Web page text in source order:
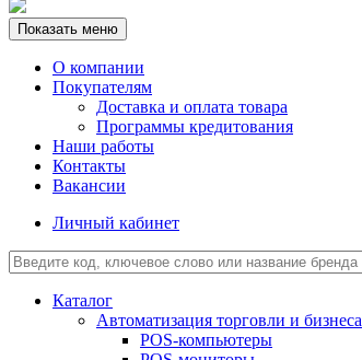
Показать меню
О компании
Покупателям
Доставка и оплата товара
Программы кредитования
Наши работы
Контакты
Вакансии
Личный кабинет
Каталог
Автоматизация торговли и бизнеса
POS-компьютеры